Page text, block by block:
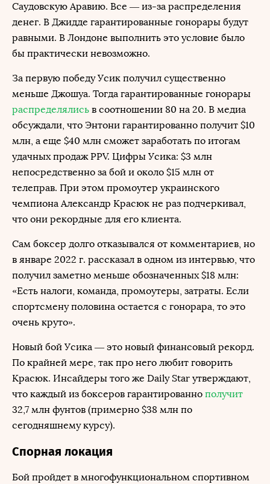
Саудовскую Аравию. Все — из-за распределения
денег. В Джидде гарантированные гонорары будут
равными. В Лондоне выполнить это условие было
бы практически невозможно.
За первую победу Усик получил существенно
меньше Джошуа. Тогда гарантированные гонорары
распределялись в соотношении 80 на 20. В медиа
обсуждали, что Энтони гарантированно получит $10
млн, а еще $40 млн сможет заработать по итогам
удачных продаж PPV. Цифры Усика: $3 млн
непосредственно за бой и около $15 млн от
телеправ. При этом промоутер украинского
чемпиона Александр Красюк не раз подчеркивал,
что они рекордные для его клиента.
Сам боксер долго отказывался от комментариев, но
в январе 2022 г. рассказал в одном из интервью, что
получил заметно меньше обозначенных $18 млн:
«Есть налоги, команда, промоутеры, затраты. Если
спортсмену половина остается с гонорара, то это
очень круто».
Новый бой Усика — это новый финансовый рекорд.
По крайней мере, так про него любит говорить
Красюк. Инсайдеры того же Daily Star утверждают,
что каждый из боксеров гарантированно получит
32,7 млн фунтов (примерно $38 млн по
сегодняшнему курсу).
Спорная локация
Бой пройдет в многофункциональном спортивном